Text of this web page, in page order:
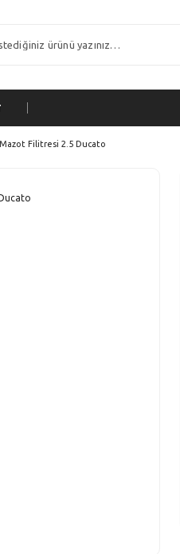
Mazot Filitresi 2.5 Ducato